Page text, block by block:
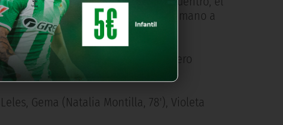
pudo ampliar su ventaja tras un mano a
en la lucha por su objetivo liguero
Gema (Natalia Montilla, 78'), Violeta